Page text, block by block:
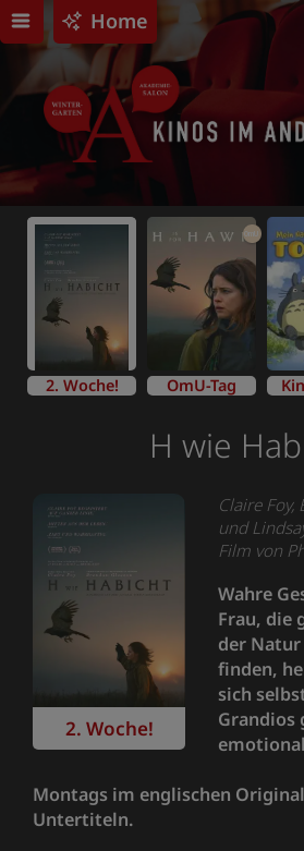
Home
2. Woche!
OmU
OmU-Tag
H wie
2. Woche!
Claire Foy,
und
Film von
Wahre
Frau, die
der
finden,
sich
Grandios
Montags im englischen
Untertiteln.